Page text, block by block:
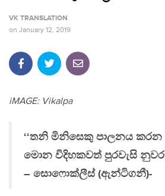
VK TRANSLATION
on January 12, 2019
iMAGE: Vikalpa
‘‘තනි මිනිසෙකු පාලනය කරන
මොන විදිහකවත් පුරවැසි
– සොෆොක්ලීස් (ඇන්ටිගනී)-